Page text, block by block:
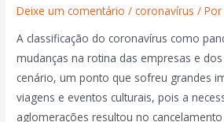
Deixe um comentário /coronavírus /
A classificação do coronavírus como
mudanças na rotina das empresas e
cenário, um ponto que sofreu grandes
viagens e eventos culturais, pois a
aglomerações resultou no